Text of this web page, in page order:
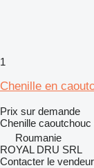
1
Chenille en
Prix sur demande
Chenille
Roumanie
ROYAL DRU SRL
Contacter le vendeur